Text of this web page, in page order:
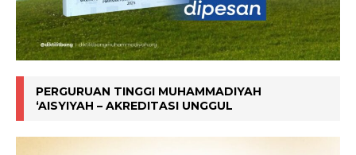
PERGURUAN TINGGI MUHAMMADIYAH
‘AISYIYAH – AKREDITASI UNGGUL